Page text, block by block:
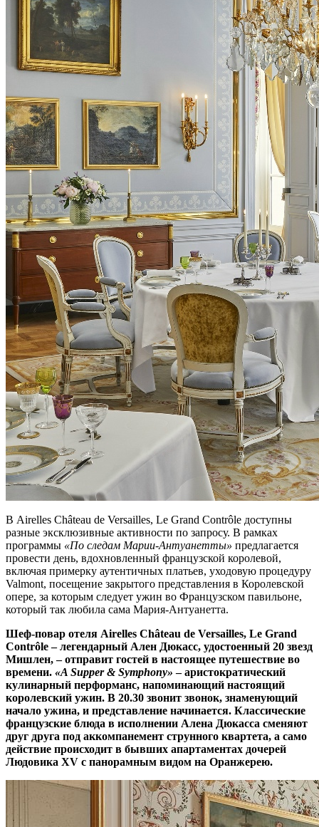
В Airelles Château de Versailles, Le Grand Contrôle доступны
разные эксклюзивные активности по запросу. В рамках
программы «По следам Марии-Антуанетты» предлагается
провести день, вдохновленный французской королевой,
включая примерку аутентичных платьев, уходовую процедуру
Valmont, посещение закрытого представления в Королевской
опере, за которым следует ужин во Французском павильоне,
который так любила сама Мария-Антуанетта.
Шеф-повар отеля Airelles Château de Versailles, Le Grand
Contrôle – легендарный Ален Дюкасс, удостоенный 20 звезд
Мишлен, – отправит гостей в настоящее путешествие во
времени. «A Supper & Symphony» – аристократический
кулинарный перформанс, напоминающий настоящий
королевский ужин. В 20.30 звонит звонок, знаменующий
начало ужина, и представление начинается. Классические
французские блюда в исполнении Алена Дюкасса сменяют
друг друга под аккомпанемент струнного квартета, а само
действие происходит в бывших апартаментах дочерей
Людовика XV с панорамным видом на Оранжерею.